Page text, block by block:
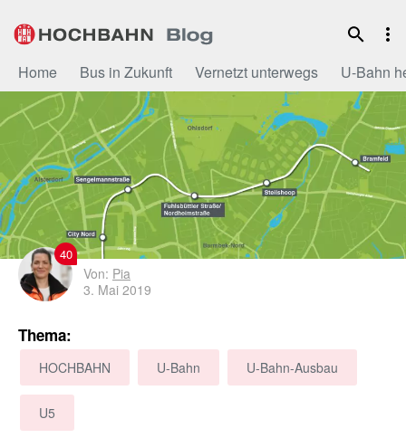
Inhalt
Home Bus in Zukunft Vernetzt unterwegs U-Bahn
40
Von: Pia
3. Mai 2019
Thema:
HOCHBAHN U-Bahn U-Bahn-Ausbau
U5